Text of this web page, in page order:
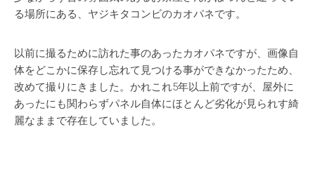
る場所にある、ヤジキタコンビのカオパネです。
以前に撮るために訪れた事のあったカオパネですが、画像自
体をどこかに保存し忘れて見つける事ができなかったため、
改めて撮りにきました。かれこれ5年以上前ですが、屋外に
あったにも関わらずパネル自体にほとんど劣化が見られす綺
麗なままで存在していました。